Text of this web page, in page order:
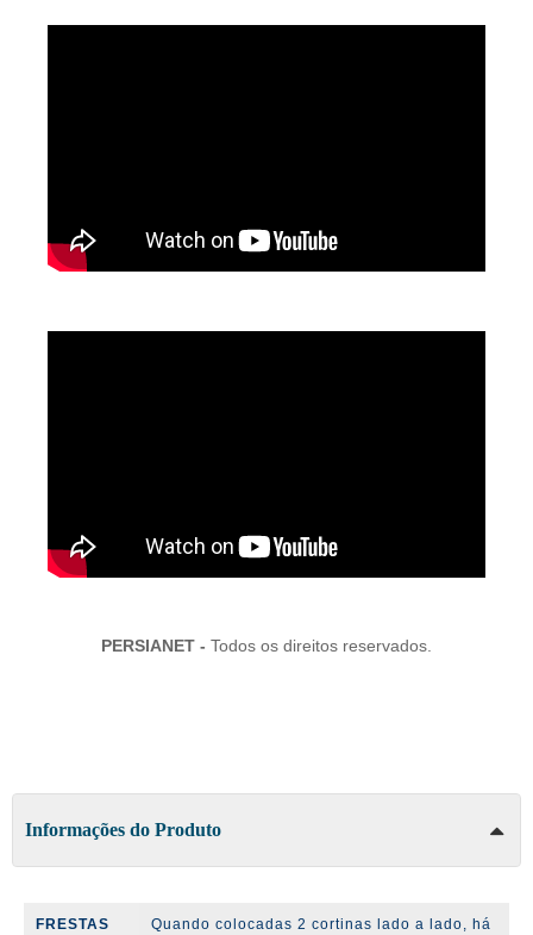
PERSIANET - Todos os direitos reservados.
Informações do Produto
FRESTAS
Quando colocadas 2 cortinas lado a lado, há